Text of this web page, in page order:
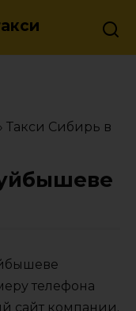
Такси Сибирь в
телефона
сайт компании.